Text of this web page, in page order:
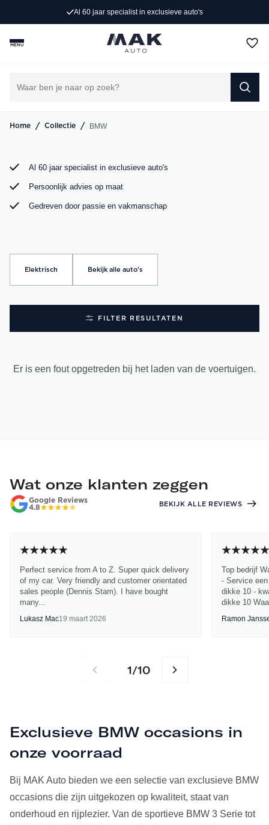
Al 60 jaar specialist in exclusieve auto's
MENU
Home / Collectie / BMW
Rijd weg in jouw droom-BMW. Bij MAK Auto vind je een
exclusief aanbod BMW occasions, van de sportieve BMW
3 Serie tot de ruime BMW X5. Bekijk ons aanbod online of
Al 60 jaar specialist in exclusieve auto's
Persoonlijk advies op maat
Gedreven door passie en vakmanschap
Elektrisch Bekijk alle auto's
FILTER RESULTATEN
Er is een fout opgetreden bij het laden van de voertuigen.
Wat onze klanten zeggen
Google Reviews
4.8
BEKIJK ALLE REVIEWS
Perfect service from A to Z. Super quick delivery
of my car. Very friendly and customer orientated
sales people (Dennis Stam). I have bought
many...
Lukasz Mac19 maart 2026
Top bedrijf
- Service
dikke 10 -
dikke 10
Ramon
1/10
Exclusieve BMW occasions in
onze voorraad
Bij MAK Auto bieden we een selectie van exclusieve BMW
occasions die zijn uitgekozen op kwaliteit, staat van
onderhoud en rijplezier. Van de sportieve BMW 3 Serie tot